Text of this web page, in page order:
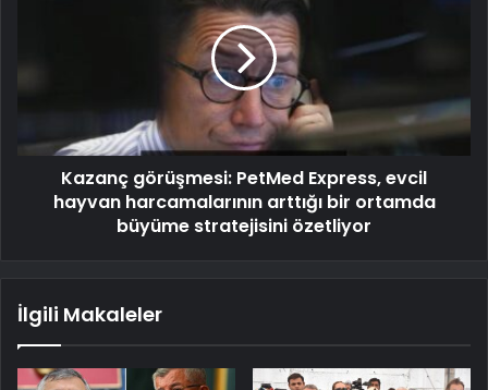
Kazanç görüşmesi: PetMed Express, evcil
hayvan harcamalarının arttığı bir ortamda
büyüme stratejisini özetliyor
İlgili Makaleler